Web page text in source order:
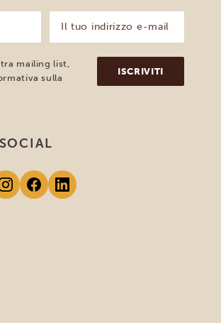
tuo
indirizzo
e-
mail
(Obbligatorio)
mailing list,
sulla